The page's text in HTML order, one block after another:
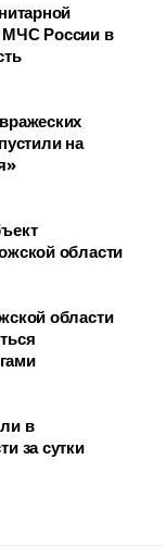
России в
на
области
области
в
за сутки